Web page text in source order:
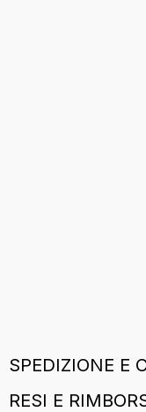
SPEDIZIONE E
RESI E